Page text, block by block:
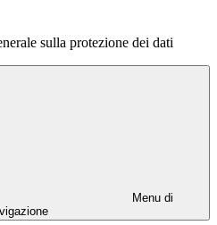
sulla protezione dei dati
Menu di